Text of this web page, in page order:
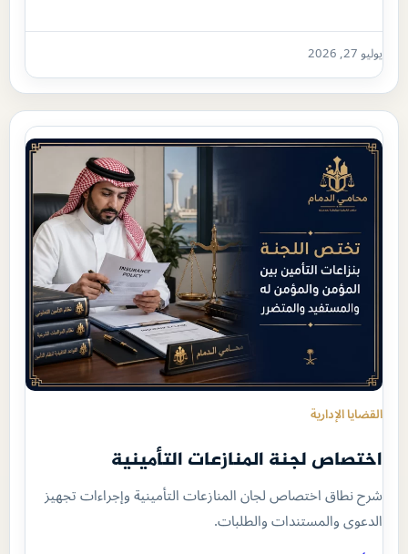
يوليو 27, 2026
القضايا الإدارية
اختصاص لجنة المنازعات التأمينية
شرح نطاق اختصاص لجان المنازعات التأمينية وإجراءات تجهيز
الدعوى والمستندات والطلبات.